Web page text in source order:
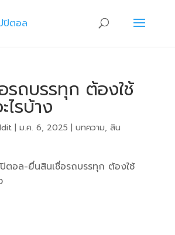
รถบรรทุก ต้องใช้
ไรบ้าง
| ม.ค. 6, 2025 | บทความ, สิน